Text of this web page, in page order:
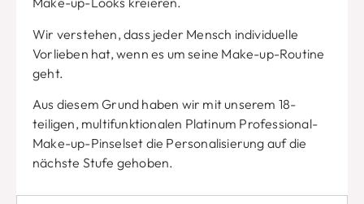
Wir verstehen, dass jeder Mensch individuelle
Vorlieben hat, wenn es um seine Make-up-Routine
geht.
Aus diesem Grund haben wir mit unserem 18-
teiligen, multifunktionalen Platinum Professional-
Make-up-Pinselset die Personalisierung auf die
nächste Stufe gehoben.
Wir bieten verschiedene Pinselformen und -